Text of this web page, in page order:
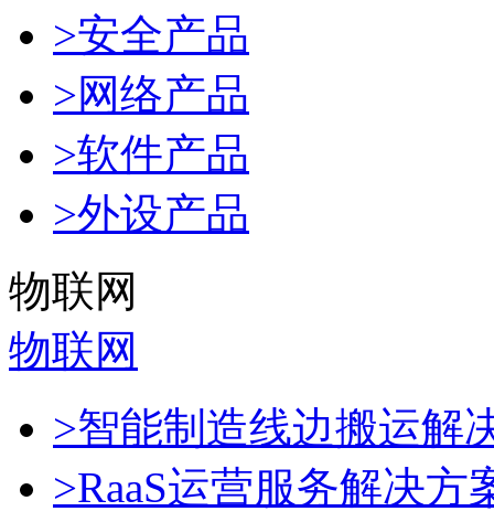
>安全产品
>网络产品
>软件产品
>外设产品
物联网
物联网
>智能制造线边搬运解
>RaaS运营服务解决方